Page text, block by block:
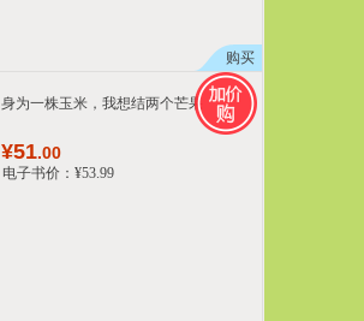
购买
身为一株玉米，我想结两个芒果
¥51.00
电子书价： ¥53.99